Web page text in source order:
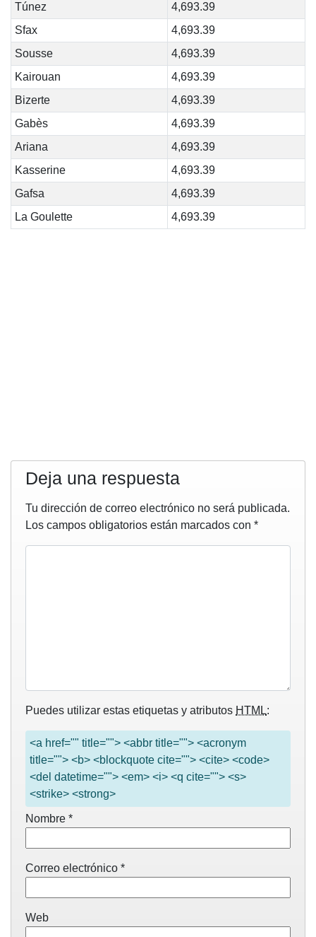
Túnez
4,693.39
Sfax
4,693.39
Sousse
4,693.39
Kairouan
4,693.39
Bizerte
4,693.39
Gabès
4,693.39
Ariana
4,693.39
Kasserine
4,693.39
Gafsa
4,693.39
La Goulette
4,693.39
Deja una respuesta
Tu dirección de correo electrónico no será publicada.
Los campos obligatorios están marcados con *
Puedes utilizar estas etiquetas y atributos HTML:
<a href="" title=""> <abbr title=""> <acronym
title=""> <b> <blockquote cite=""> <cite> <code>
<del datetime=""> <em> <i> <q cite=""> <s>
<strike> <strong>
Nombre *
Correo electrónico *
Web